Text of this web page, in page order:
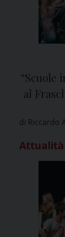
“Scuole
al
di Riccardo
Attualità